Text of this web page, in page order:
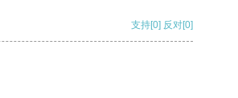
支持[0] 反对[0]